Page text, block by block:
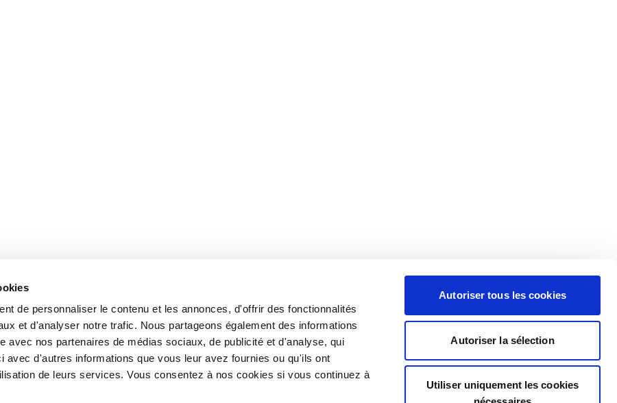
de personnaliser le contenu et les annonces, d'offrir des fonctionnalités
et d'analyser notre trafic. Nous partageons également des informations
avec nos partenaires de médias sociaux, de publicité et d'analyse, qui
avec d'autres informations que vous leur avez fournies ou qu'ils ont
de leurs services. Vous consentez à nos cookies si vous continuez à
Autoriser tous les cookies
Autoriser la sélection
Utiliser uniquement les cookies